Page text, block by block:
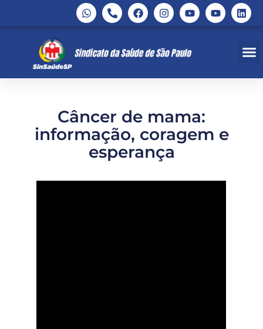
Câncer de mama:
informação, coragem e
esperança